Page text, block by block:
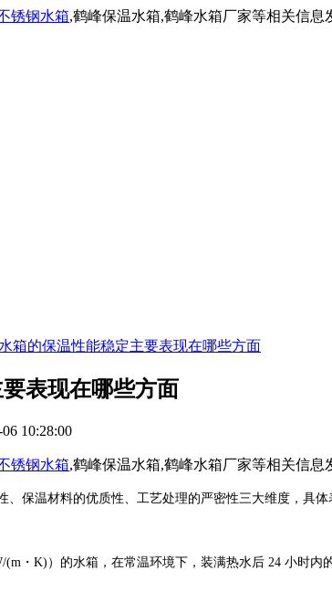
锈钢水箱,鹤峰保温水箱,鹤峰水箱厂家等相关信息
箱的保温性能稳定主要表现在哪些方面
表现在哪些方面
10:28:00
锈钢水箱,鹤峰保温水箱,鹤峰水箱厂家等相关信息
保温材料的优质性、工艺处理的严密性三大维度，具体
(m・K)）的水箱，在常温环境下，装满热水后 24 小时